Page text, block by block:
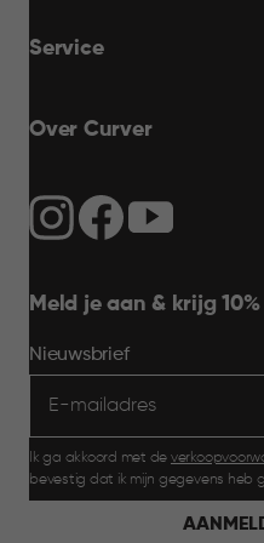
Service
Over Curver
Meld je aan & krijg
Nieuwsbrief
Ik ga akkoord met de
bevestig dat ik mijn gegevens heb